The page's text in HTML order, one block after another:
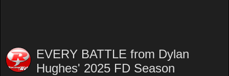
EVERY BATTLE from Dylan
Hughes' 2025 FD Season